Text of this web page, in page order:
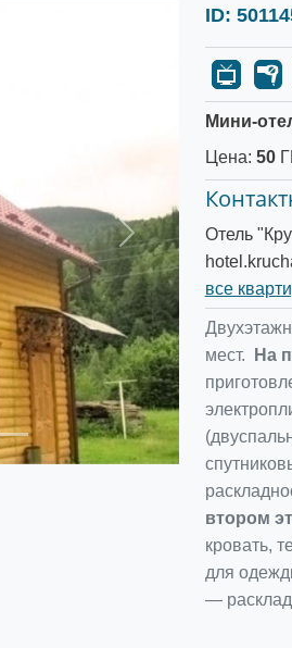
Следующее
ID:
Мини-
Цена: 50
Отель
все
мест.
На
втором
кровать,
для
—